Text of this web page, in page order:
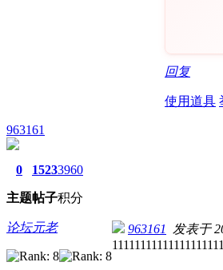
回复
使用道具
963161
0
主题
1523
帖子
3960
积分
论坛元老 963161 发表于
11111111111111111111